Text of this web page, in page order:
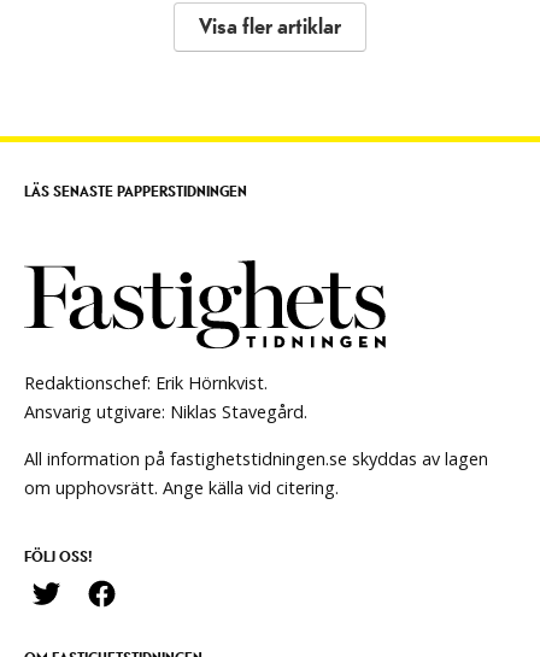
Visa fler artiklar
Redaktionschef: Erik Hörnkvist.
Ansvarig utgivare: Niklas Stavegård.
All information på fastighetstidningen.se skyddas av lagen
om upphovsrätt. Ange källa vid citering.
FÖLJ OSS!
LÄS SENASTE PAPPERSTIDNINGEN